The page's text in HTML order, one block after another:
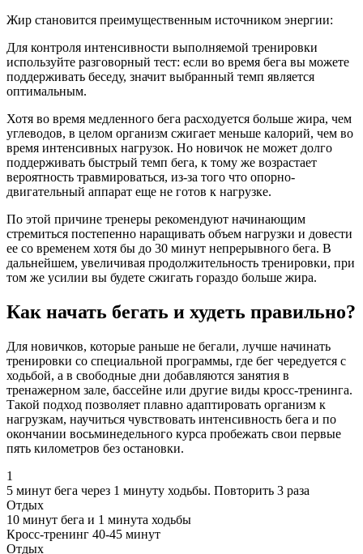
Жир становится преимущественным источником энергии:
Для контроля интенсивности выполняемой тренировки
используйте разговорный тест: если во время бега вы можете
поддерживать беседу, значит выбранный темп является
оптимальным.
Хотя во время медленного бега расходуется больше жира, чем
углеводов, в целом организм сжигает меньше калорий, чем во
время интенсивных нагрузок. Но новичок не может долго
поддерживать быстрый темп бега, к тому же возрастает
вероятность травмироваться, из-за того что опорно-
двигательный аппарат еще не готов к нагрузке.
По этой причине тренеры рекомендуют начинающим
стремиться постепенно наращивать объем нагрузки и довести
ее со временем хотя бы до 30 минут непрерывного бега. В
дальнейшем, увеличивая продолжительность тренировки, при
том же усилии вы будете сжигать гораздо больше жира.
Как начать бегать и худеть правильно?
Для новичков, которые раньше не бегали, лучше начинать
тренировки со специальной программы, где бег чередуется с
ходьбой, а в свободные дни добавляются занятия в
тренажерном зале, бассейне или другие виды кросс-тренинга.
Такой подход позволяет плавно адаптировать организм к
нагрузкам, научиться чувствовать интенсивность бега и по
окончании восьминедельного курса пробежать свои первые
пять километров без остановки.
1
5 минут бега через 1 минуту ходьбы. Повторить 3 раза
Отдых
10 минут бега и 1 минута ходьбы
Кросс-тренинг 40-45 минут
Отдых